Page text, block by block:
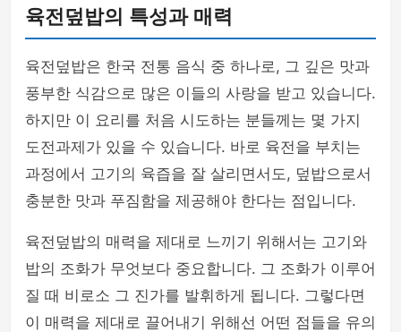
육전덮밥의 특성과 매력
육전덮밥은 한국 전통 음식 중 하나로, 그 깊은 맛과
풍부한 식감으로 많은 이들의 사랑을 받고 있습니다.
하지만 이 요리를 처음 시도하는 분들께는 몇 가지
도전과제가 있을 수 있습니다. 바로 육전을 부치는
과정에서 고기의 육즙을 잘 살리면서도, 덮밥으로서
충분한 맛과 푸짐함을 제공해야 한다는 점입니다.
육전덮밥의 매력을 제대로 느끼기 위해서는 고기와
밥의 조화가 무엇보다 중요합니다. 그 조화가 이루어
질 때 비로소 그 진가를 발휘하게 됩니다. 그렇다면
이 매력을 제대로 끌어내기 위해선 어떤 점들을 유의